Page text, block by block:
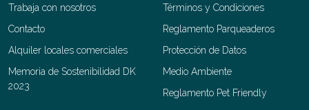
Trabaja con nosotros
Contacto
Alquiler locales comerciales
Memoria de Sostenibilidad DK
2023
Términos y Condiciones
Reglamento Parqueaderos
Protección de Datos
Medio Ambiente
Reglamento Pet Friendly